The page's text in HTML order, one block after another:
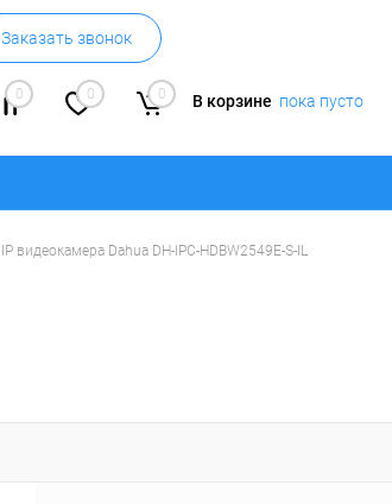
Заказать звонок
0 0 0 В корзине пока пусто
IP видеокамера Dahua DH-IPC-HDBW2549E-S-IL